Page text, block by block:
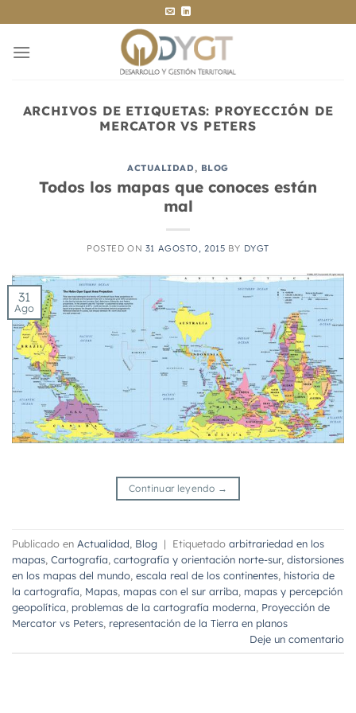
al
contenido
ARCHIVOS DE ETIQUETAS: PROYECCIÓN DE
MERCATOR VS PETERS
ACTUALIDAD, BLOG
Todos los mapas que conoces están
mal
POSTED ON 31 AGOSTO, 2015 BY DYGT
31
Ago
Continuar leyendo →
Publicado en Actualidad Blog | Etiquetado arbitrariedad en los
mapas Cartografía cartografía y orientación norte-sur, distorsiones
en los mapas del mundo escala real de los continentes historia de
la cartografía Mapas mapas con el sur arriba mapas y percepción
geopolítica problemas de la cartografía moderna Proyección de
Mercator vs Peters representación de la Tierra en planos
Deje un comentario